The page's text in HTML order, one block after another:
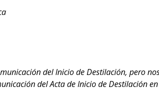
del Inicio de Destilación, pero
del Acta de Inicio de Destilación